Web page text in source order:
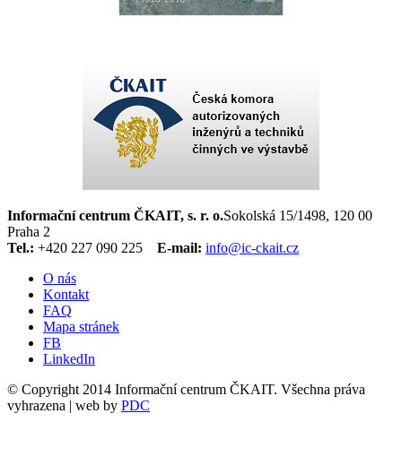
Informační centrum ČKAIT, s. r. o.Sokolská 15/1498, 120 00
Praha 2
Tel.: +420 227 090 225 E-mail: info@ic-ckait.cz
O nás
Kontakt
FAQ
Mapa stránek
FB
LinkedIn
© Copyright 2014 Informační centrum ČKAIT. Všechna práva
vyhrazena | web by PDC